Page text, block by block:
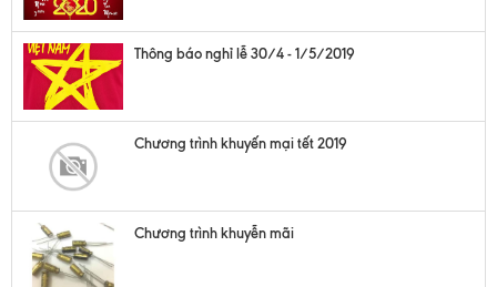
Thông báo nghỉ lễ 30/4 - 1/5/2019
Chương trình khuyến mại tết 2019
Chương trình khuyễn mãi